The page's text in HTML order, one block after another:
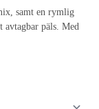
samt en rymlig
avtagbar päls. Med